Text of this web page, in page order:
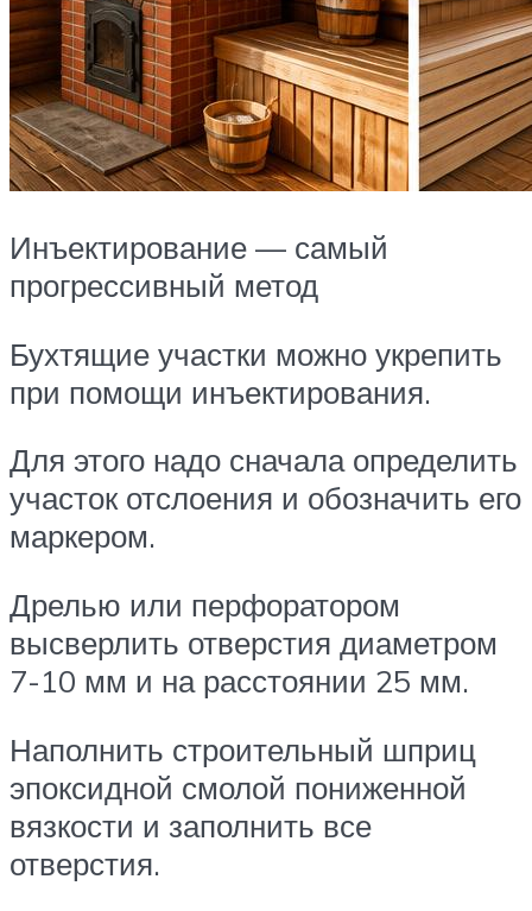
Инъектирование — самый
прогрессивный метод
Бухтящие участки можно укрепить
при помощи инъектирования.
Для этого надо сначала определить
участок отслоения и обозначить его
маркером.
Дрелью или перфоратором
высверлить отверстия диаметром
7-10 мм и на расстоянии 25 мм.
Наполнить строительный шприц
эпоксидной смолой пониженной
вязкости и заполнить все
отверстия.